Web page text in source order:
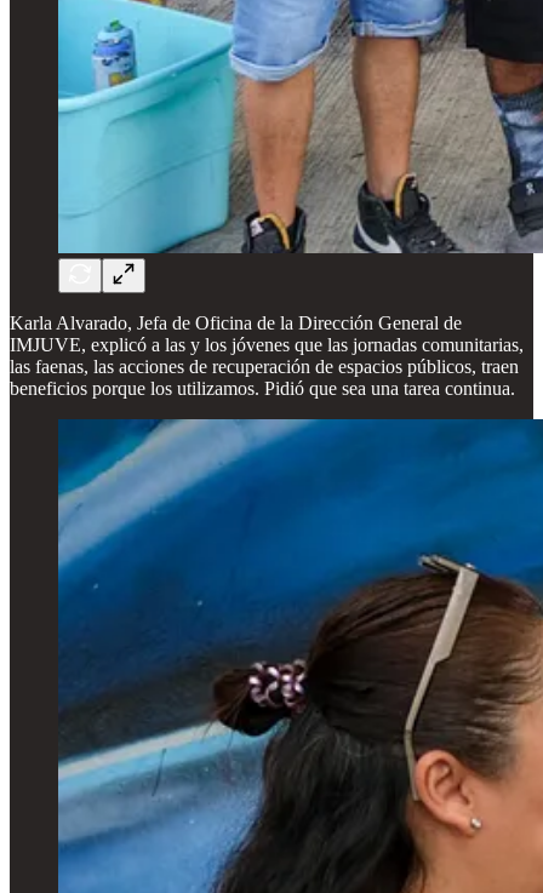
Karla Alvarado, Jefa de Oficina de la Dirección General de
IMJUVE, explicó a las y los jóvenes que las jornadas comunitarias,
las faenas, las acciones de recuperación de espacios públicos, traen
beneficios porque los utilizamos. Pidió que sea una tarea continua.